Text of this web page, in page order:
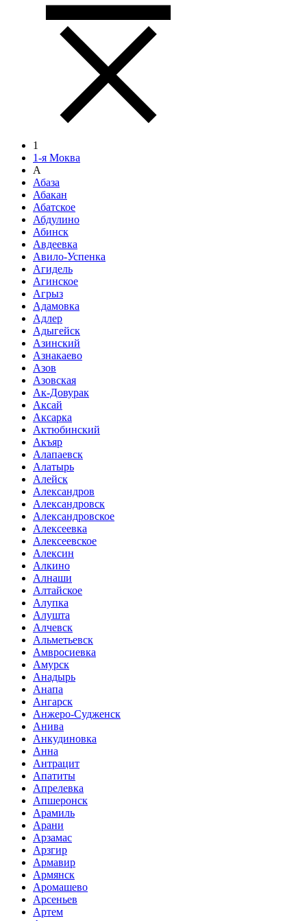
1
1-я Моква
А
Абаза
Абакан
Абатское
Абдулино
Абинск
Авдеевка
Авило-Успенка
Агидель
Агинское
Агрыз
Адамовка
Адлер
Адыгейск
Азинский
Азнакаево
Азов
Азовская
Ак-Довурак
Аксай
Аксарка
Актюбинский
Акъяр
Алапаевск
Алатырь
Алейск
Александров
Александровск
Александровское
Алексеевка
Алексеевское
Алексин
Алкино
Алнаши
Алтайское
Алупка
Алушта
Алчевск
Альметьевск
Амвросиевка
Амурск
Анадырь
Анапа
Ангарск
Анжеро-Судженск
Анива
Анкудиновка
Анна
Антрацит
Апатиты
Апрелевка
Апшеронск
Арамиль
Арани
Арзамас
Арзгир
Армавир
Армянск
Аромашево
Арсеньев
Артем